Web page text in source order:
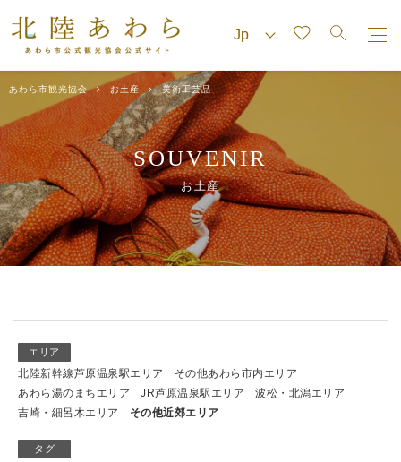
あわら市観光協会 お土産 美術工芸品
SOUVENIR
お土産
エリア
北陸新幹線芦原温泉駅エリア
その他あわら市内エリア
あわら湯のまちエリア
JR芦原温泉駅エリア
波松・北潟エリア
吉崎・細呂木エリア
その他近郊エリア
タグ